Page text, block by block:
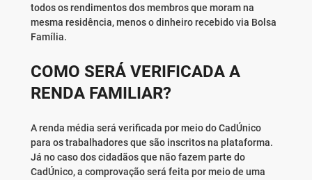
todos os rendimentos dos membros que moram na
mesma residência, menos o dinheiro recebido via Bolsa
Família.
COMO SERÁ VERIFICADA A
RENDA FAMILIAR?
A renda média será verificada por meio do CadÚnico
para os trabalhadores que são inscritos na plataforma.
Já no caso dos cidadãos que não fazem parte do
CadÚnico, a comprovação será feita por meio de uma